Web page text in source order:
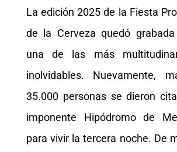
La edición 2025 de la Fiesta
de la Cerveza quedó
una de las más
inolvidables. Nuevamente,
35.000 personas se dieron
imponente Hipódromo de
para vivir la tercera noche. De